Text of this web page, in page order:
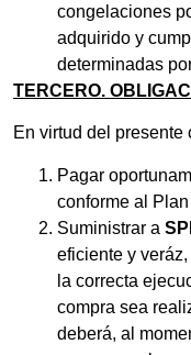
congelaciones
adquirido y
determinadas
TERCERO.
En virtud del presente
Pagar
conforme al
Suministrar a
eficiente y
la correcta
compra sea
deberá, al